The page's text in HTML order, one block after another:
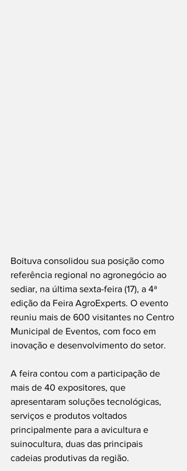
Boituva consolidou sua posição como
referência regional no agronegócio ao
sediar, na última sexta-feira (17), a 4ª
edição da Feira AgroExperts. O evento
reuniu mais de 600 visitantes no Centro
Municipal de Eventos, com foco em
inovação e desenvolvimento do setor.
A feira contou com a participação de
mais de 40 expositores, que
apresentaram soluções tecnológicas,
serviços e produtos voltados
principalmente para a avicultura e
suinocultura, duas das principais
cadeias produtivas da região.